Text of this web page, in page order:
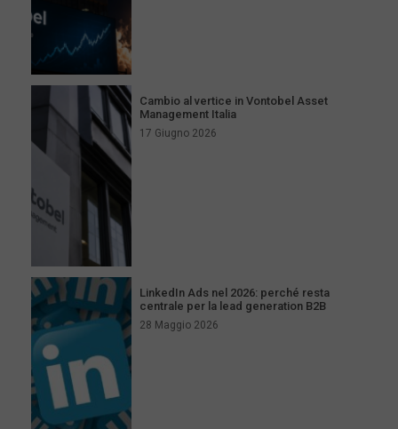
Cambio al vertice in Vontobel Asset
Management Italia
17 Giugno 2026
LinkedIn Ads nel 2026: perché resta
centrale per la lead generation B2B
28 Maggio 2026